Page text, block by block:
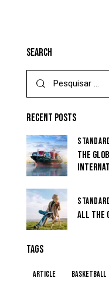
SEARCH
RECENT POSTS
THE
ALL THE
TAGS
article basketball